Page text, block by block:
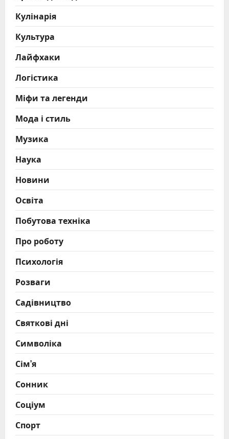
Кулінарія
Культура
Лайфхаки
Логістика
Міфи та легенди
Мода і стиль
Музика
Наука
Новини
Освіта
Побутова техніка
Про роботу
Психологія
Розваги
Садівництво
Святкові дні
Символіка
Сім’я
Сонник
Соціум
Спорт